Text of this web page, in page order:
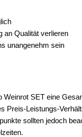
an Qualität verlieren
unangenehm sein
SET eine
Preis-Leistungs-
sollten jedoch